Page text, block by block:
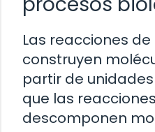
Las reacciones
construyen
partir de
que las
descomponen